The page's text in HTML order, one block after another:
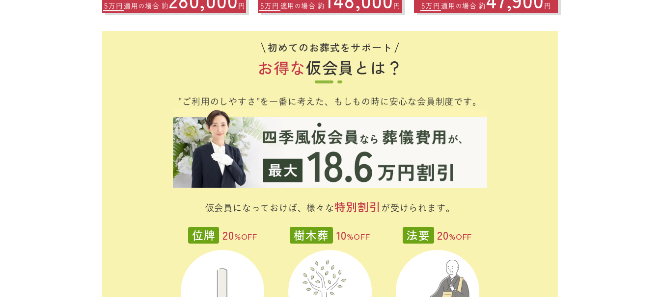
5万円 適用 の場合 約 円 5万円 適用 の場合 約 円 5万円 適用 の場合 約 円
初めてのお葬式をサポート
お得な仮会員とは？
"ご利用のしやすさ"を一番に考えた、 もしもの時に安心な会員制度です。
仮会員になっておけば、様々な特別割引 が受けられます。
位牌 20%OFF 樹木葬 10%OFF 法要 20%OFF